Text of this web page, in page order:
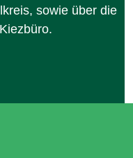
sowie über die